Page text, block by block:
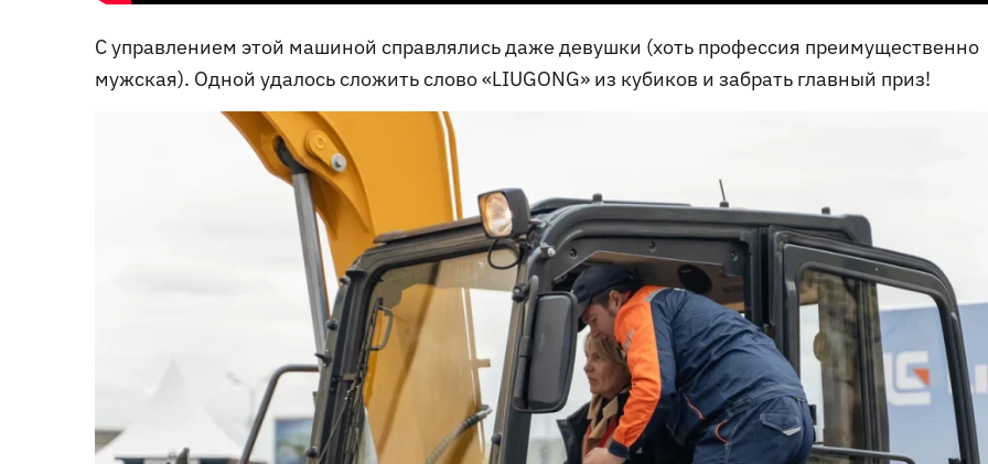
С управлением этой машиной справлялись даже девушки (хоть профессия преимущественно
мужская). Одной удалось сложить слово «LIUGONG» из кубиков и забрать главный приз!